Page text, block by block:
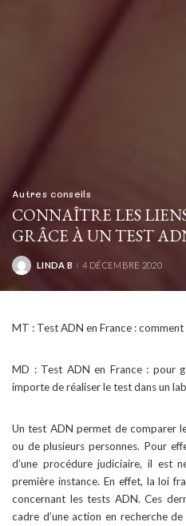
Autres conseils
CONNAÎTRE LES
GRÂCE À UN TEST
POSTED
LINDA B 4 DÉCEMBRE 2020
MT : Test ADN en France : comment
MD : Test ADN en France : pour
importe de réaliser le test dans un
Un test ADN permet de comparer
ou de plusieurs personnes. Pour
d’une procédure judiciaire, il est
première instance. En effet, la loi
concernant les tests ADN. Ces
cadre d’une action en recherche